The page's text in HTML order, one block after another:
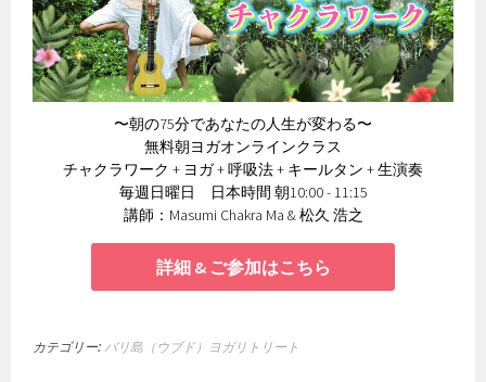
〜朝の75分であなたの人生が変わる〜
無料朝ヨガオンラインクラス
チャクラワーク + ヨガ + 呼吸法 + キールタン + 生演奏
毎週日曜日 日本時間 朝10:00 - 11:15
講師：Masumi Chakra Ma & 松久 浩之
詳細 & ご参加はこちら
カテゴリー:バリ島（ウブド）ヨガリトリート